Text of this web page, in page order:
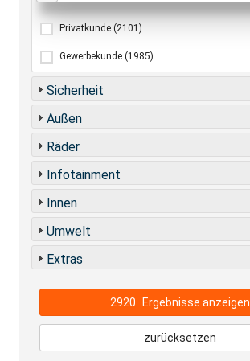
Privatkunde (2101)
Gewerbekunde (1985)
Sicherheit
Außen
Räder
Infotainment
Innen
Umwelt
Extras
2920 Ergebnisse anzeigen
zurücksetzen